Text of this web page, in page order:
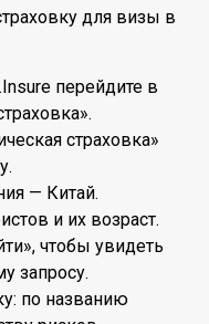
для визы в
перейдите в
страховка»
— Китай.
и их возраст.
чтобы увидеть
запросу.
по названию